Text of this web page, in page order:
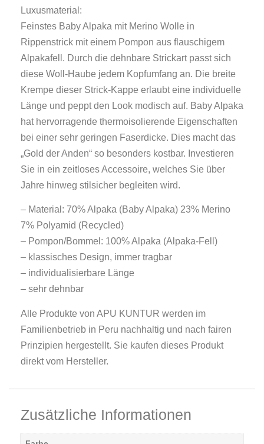
Luxusmaterial:
Feinstes Baby Alpaka mit Merino Wolle in
Rippenstrick mit einem Pompon aus flauschigem
Alpakafell. Durch die dehnbare Strickart passt sich
diese Woll-Haube jedem Kopfumfang an. Die breite
Krempe dieser Strick-Kappe erlaubt eine individuelle
Länge und peppt den Look modisch auf. Baby Alpaka
hat hervorragende thermoisolierende Eigenschaften
bei einer sehr geringen Faserdicke. Dies macht das
„Gold der Anden“ so besonders kostbar. Investieren
Sie in ein zeitloses Accessoire, welches Sie über
Jahre hinweg stilsicher begleiten wird.
– Material: 70% Alpaka (Baby Alpaka) 23% Merino
7% Polyamid (Recycled)
– Pompon/Bommel: 100% Alpaka (Alpaka-Fell)
– klassisches Design, immer tragbar
– individualisierbare Länge
– sehr dehnbar
Alle Produkte von APU KUNTUR werden im
Familienbetrieb in Peru nachhaltig und nach fairen
Prinzipien hergestellt. Sie kaufen dieses Produkt
direkt vom Hersteller.
Zusätzliche Informationen